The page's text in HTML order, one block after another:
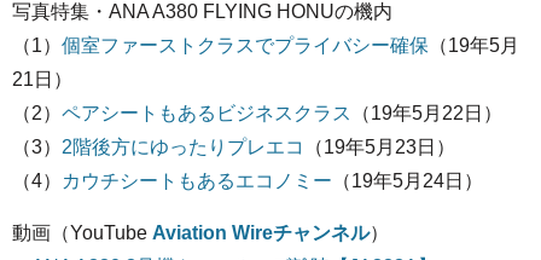
写真特集・ANA A380 FLYING HONUの機内
（1） 個室ファーストクラスでプライバシー確保 （19年5月
21日）
（2） ペアシートもあるビジネスクラス
（19年5月22日）
（3） 2階後方にゆったりプレエコ
（19年5月23日）
（4）
カウチシートもあるエコノミー （19年5月24日）
動画（YouTube Aviation Wireチャンネル）